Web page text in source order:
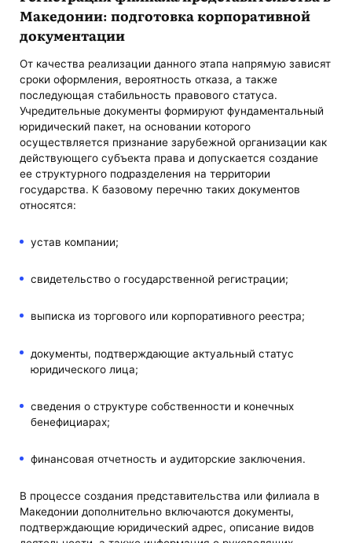
Македонии: подготовка корпоративной
документации
От качества реализации данного этапа напрямую зависят
сроки оформления, вероятность отказа, а также
последующая стабильность правового статуса.
Учредительные документы формируют фундаментальный
юридический пакет, на основании которого
осуществляется признание зарубежной организации как
действующего субъекта права и допускается создание
ее структурного подразделения на территории
государства. К базовому перечню таких документов
относятся:
устав компании;
свидетельство о государственной регистрации;
выписка из торгового или корпоративного реестра;
документы, подтверждающие актуальный статус
юридического лица;
сведения о структуре собственности и конечных
бенефициарах;
финансовая отчетность и аудиторские заключения.
В процессе создания представительства или филиала в
Македонии дополнительно включаются документы,
подтверждающие юридический адрес, описание видов